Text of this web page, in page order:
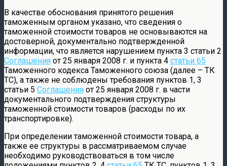
В качестве обоснования принятого решения
таможенным органом указано, что сведения о
таможенной стоимости товаров не основываются на
достоверной, документально подтвержденной
информации, что является нарушением пункта 3 статьи 2
Соглашения от 25 января 2008 г. и пункта 4 статьи 65
Таможенного кодекса Таможенного союза (далее – ТК
ТС), а также не соблюдены требования пунктов 1, 3
статьи 5 Соглашения от 25 января 2008 г. в части
документального подтверждения структуры
таможенной стоимости товаров (расходы по их
транспортировке).
При определении таможенной стоимости товара, а
также ее структуры в рассматриваемом случае
необходимо руководствоваться в том числе